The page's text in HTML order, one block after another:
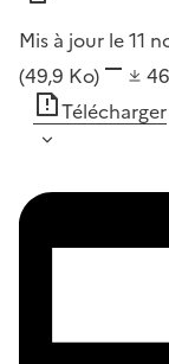
Mis à jour le 11
(49,9 Ko)
Télécharger